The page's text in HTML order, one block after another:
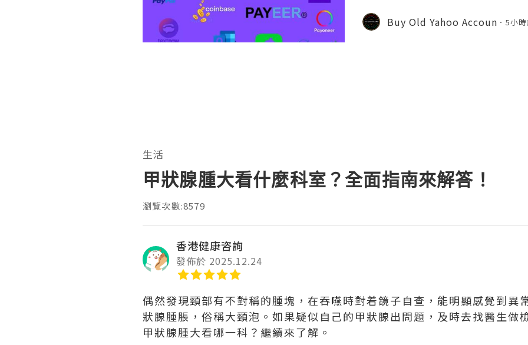
onal communication, business
ccount recovery. Because of
Buy Old Yahoo Accoun 5小
生活
甲狀腺腫大看什麼科室？全面指南來解答！
瀏覽次數:8579
香港健康咨詢
發佈於 2025.12.24
偶然發現頸部有不對稱的腫塊，在吞嚥時對着鏡子自查，能明顯感覺到異
狀腺腫脹，俗稱大頸泡。如果疑似自己的甲狀腺出問題，及時去找醫生做
甲狀腺腫大看哪一科？繼續來了解。